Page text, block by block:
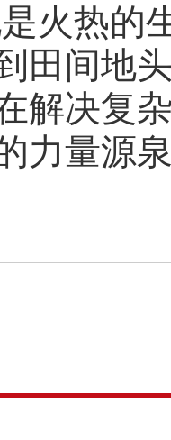
热的生
田间地
解决复
力量源